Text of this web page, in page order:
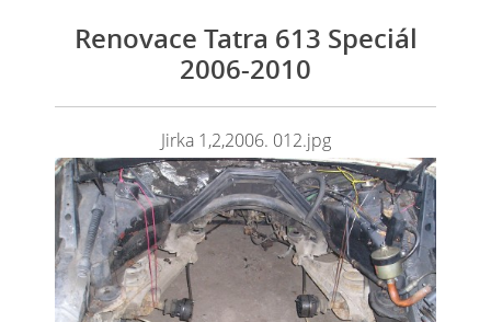
Renovace Tatra 613 Speciál
2006-2010
Jirka 1,2,2006. 012.jpg